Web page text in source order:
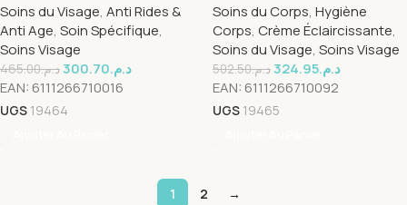
Soins du Visage, Anti Rides &
Anti Age, Soin Spécifique,
Soins Visage
د.م.465.00 د.م.300.70
EAN: 6111266710016
UGS 19464
Soins du Corps, Hygiène
Corps, Crème Éclaircissante,
Soins du Visage, Soins Visage
د.م.502.50 د.م.324.95
EAN: 6111266710092
UGS 19465
1 2 →